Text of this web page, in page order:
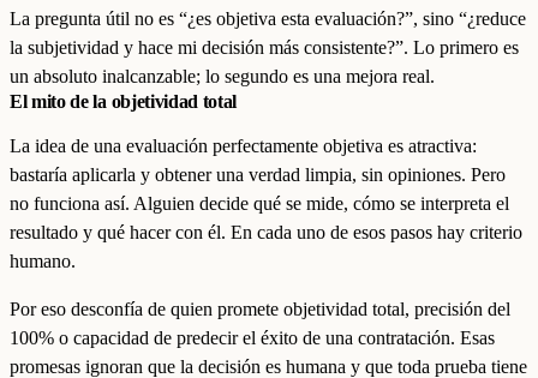
La pregunta útil no es “¿es objetiva esta evaluación?”, sino “¿reduce
la subjetividad y hace mi decisión más consistente?”. Lo primero es
un absoluto inalcanzable; lo segundo es una mejora real.
El mito de la objetividad total
La idea de una evaluación perfectamente objetiva es atractiva:
bastaría aplicarla y obtener una verdad limpia, sin opiniones. Pero
no funciona así. Alguien decide qué se mide, cómo se interpreta el
resultado y qué hacer con él. En cada uno de esos pasos hay criterio
humano.
Por eso desconfía de quien promete objetividad total, precisión del
100% o capacidad de predecir el éxito de una contratación. Esas
promesas ignoran que la decisión es humana y que toda prueba tiene